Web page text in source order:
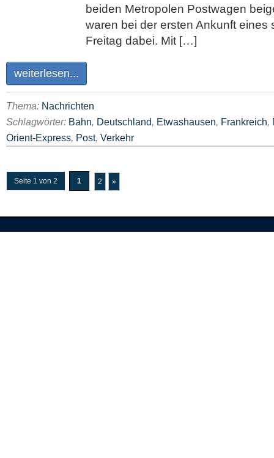
beiden Metropolen Postwagen
waren bei der ersten Ankunft eines
Freitag dabei. Mit […]
weiterlesen...
Thema: Nachrichten
Schlagwörter: Bahn, Deutschland, Etwashausen, Frankreich,
Orient-Express, Post, Verkehr
Seite 1 von 2 1 2 »